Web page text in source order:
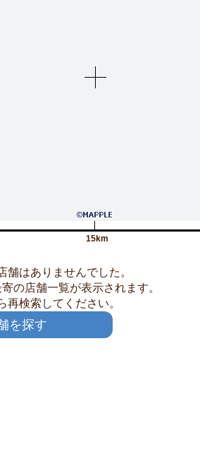
15km
はありませんでした。
の店舗一覧が表示されます。
再検索してください。
を探す